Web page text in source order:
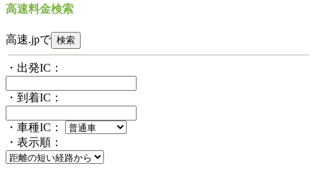
高速料金検索
高速.jpで
・出発IC：
・到着IC：
・車種IC：
・表示順：